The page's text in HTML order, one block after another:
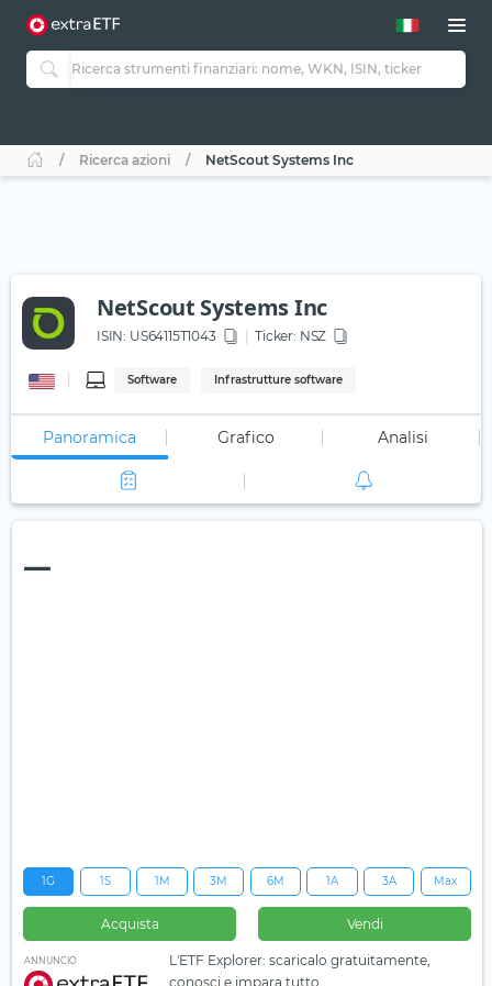
Ricerca azioni NetScout Systems Inc
NetScout Systems Inc
ISIN: US64115T1043 Ticker: NSZ
Software Infrastrutture software
Panoramica Grafico Analisi
—
1G 1S 1M 3M 6M 1A 3A Max
Acquista Vendi
ANNUNCIO
L'ETF Explorer: scaricalo gratuitamente,
conosci e impara tutto.